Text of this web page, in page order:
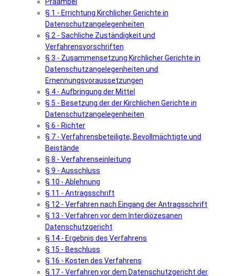
§ 1 - Errichtung Kirchlicher Gerichte in
Datenschutzangelegenheiten
§ 2 - Sachliche Zuständigkeit und
Verfahrensvorschriften
§ 3 - Zusammensetzung Kirchlicher Gerichte in
Datenschutzangelegenheiten und
Ernennungsvoraussetzungen
§ 4 - Aufbringung der Mittel
§ 5 - Besetzung der der Kirchlichen Gerichte in
Datenschutzangelegenheiten
§ 6 - Richter
§ 7 - Verfahrensbeteiligte, Bevollmächtigte und
Beistände
§ 8 - Verfahrenseinleitung
§ 9 - Ausschluss
§ 10 - Ablehnung
§ 11 - Antragsschrift
§ 12 - Verfahren nach Eingang der Antragsschrift
§ 13 - Verfahren vor dem Interdiözesanen
Datenschutzgericht
§ 14 - Ergebnis des Verfahrens
§ 15 - Beschluss
§ 16 - Kosten des Verfahrens
§ 17 - Verfahren vor dem Datenschutzgericht der